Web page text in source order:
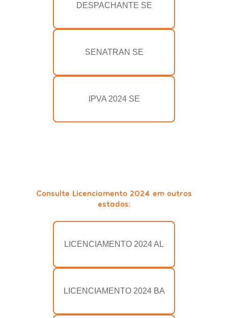
DESPACHANTE SE
SENATRAN SE
IPVA 2024 SE
Consulte Licenciamento 2024 em outros
estados:
LICENCIAMENTO 2024 AL
LICENCIAMENTO 2024 BA